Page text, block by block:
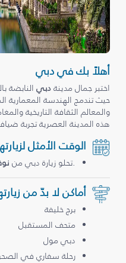
أهلاً بك في دبي
اختبر جمال مدينةدبيالنابضة
حيث تندمج الهندسة المعمارية
والمعالم الثقافة التاريخية
هذه المدينة العصرية تجربة
الوقت الأمثل
.تحلو زيارة دبي من
أماكن لا بدّ من
برج خليفة
متحف المستقبل
دبي مول
رحلة سفاري في